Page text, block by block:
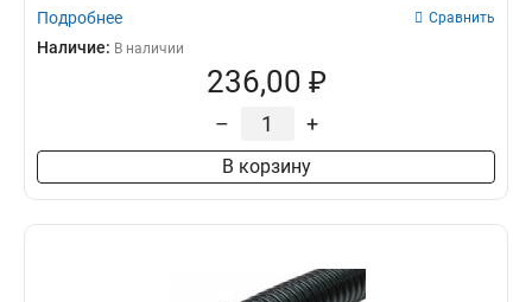
Подробнее Сравнить
Наличие: В наличии
236,00 ₽
– +
В корзину